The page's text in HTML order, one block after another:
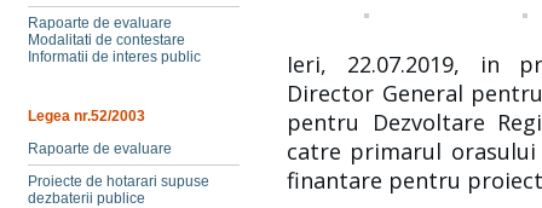
Rapoarte de evaluare
Modalitati de contestare
Informatii de interes public
Legea nr.52/2003
Rapoarte de evaluare
Proiecte de hotarari supuse
dezbaterii publice
Ieri, 22.07.2019, in
Director General
pentru Dezvoltare
catre primarul
finantare pentru